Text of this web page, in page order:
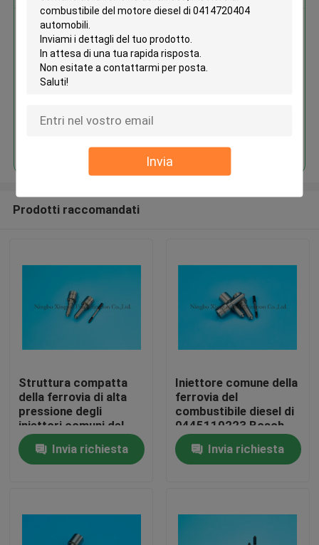
Invia
Casa
Chi siamo
ferrovia dell'iniettore di
combustibile del motore diesel
Prodotti raccomandati
Struttura compatta
della ferrovia di alta
pressione degli
iniettori comuni del
motore diesel
Invia richiesta
Iniettore comune della
ferrovia del
combustibile diesel di
0445110223 Bosch,
iniettori diesel di
Ford/di Mercedes
Invia richiesta